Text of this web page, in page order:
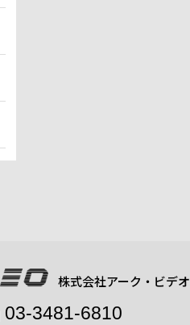
株式会社アーク・ビデオ
03-3481-6810